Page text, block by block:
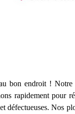
bon endroit ! Notre
rapidement pour
défectueuses. Nos